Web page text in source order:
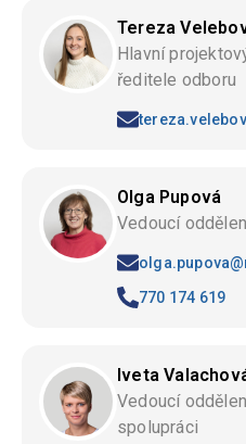
Tereza
Hlavní
ředitele odboru
Olga Pupová
Vedoucí
770 174 619
Iveta
Vedoucí
spolupráci